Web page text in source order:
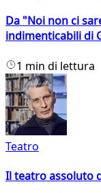
Da "Noi non ci
indimenticabili di
1 min di lettura
Teatro
Il teatro assoluto